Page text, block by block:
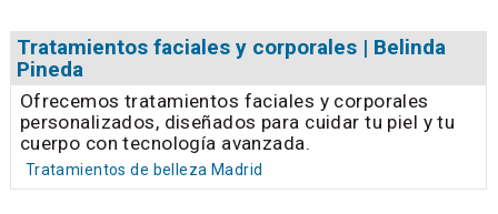
Tratamientos faciales y corporales | Belinda
Pineda
Ofrecemos tratamientos faciales y corporales
personalizados, diseñados para cuidar tu piel y tu
cuerpo con tecnología avanzada.
Tratamientos de belleza Madrid